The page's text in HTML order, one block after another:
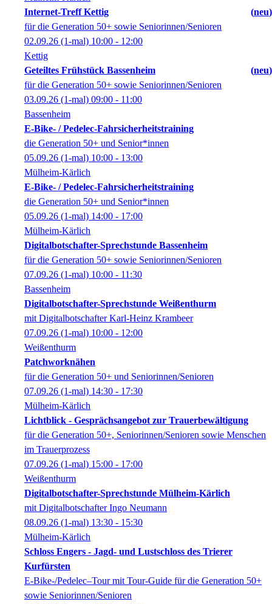
Internet-Treff Kettig
neu
für die Generation 50+ sowie Seniorinnen/Senioren
02.09.26 (1-mal) 10:00 - 12:00
Kettig
Geteiltes Frühstück Bassenheim
neu
für die Generation 50+ sowie Seniorinnen/Senioren
03.09.26 (1-mal) 09:00 - 11:00
Bassenheim
E-Bike- / Pedelec-Fahrsicherheitstraining
die Generation 50+ und Senior*innen
05.09.26 (1-mal) 10:00 - 13:00
Mülheim-Kärlich
E-Bike- / Pedelec-Fahrsicherheitstraining
die Generation 50+ und Senior*innen
05.09.26 (1-mal) 14:00 - 17:00
Mülheim-Kärlich
Digitalbotschafter-Sprechstunde Bassenheim
für die Generation 50+ sowie Seniorinnen/Senioren
07.09.26 (1-mal) 10:00 - 11:30
Bassenheim
Digitalbotschafter-Sprechstunde Weißenthurm
mit Digitalbotschafter Karl-Heinz Krambeer
07.09.26 (1-mal) 10:00 - 12:00
Weißenthurm
Patchworknähen
für die Generation 50+ und Seniorinnen/Senioren
07.09.26 (1-mal) 14:30 - 17:30
Mülheim-Kärlich
Lichtblick - Gesprächsangebot zur Trauerbewältigung
für die Generation 50+, Seniorinnen/Senioren sowie Menschen
im Trauerprozess
07.09.26 (1-mal) 15:00 - 17:00
Weißenthurm
Digitalbotschafter-Sprechstunde Mülheim-Kärlich
mit Digitalbotschafter Ingo Neumann
08.09.26 (1-mal) 13:30 - 15:30
Mülheim-Kärlich
Schloss Engers - Jagd- und Lustschloss des Trierer
Kurfürsten
E-Bike-/Pedelec–Tour mit Tour-Guide für die Generation 50+
sowie Seniorinnen/Senioren